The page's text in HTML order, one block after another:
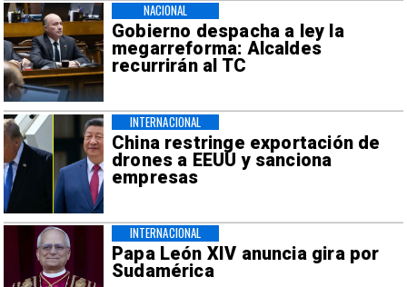
Gobierno despacha a ley la
megarreforma: Alcaldes
recurrirán al TC
NACIONAL
China restringe exportación de
drones a EEUU y sanciona
empresas
INTERNACIONAL
Papa León XIV anuncia gira por
Sudamérica
INTERNACIONAL